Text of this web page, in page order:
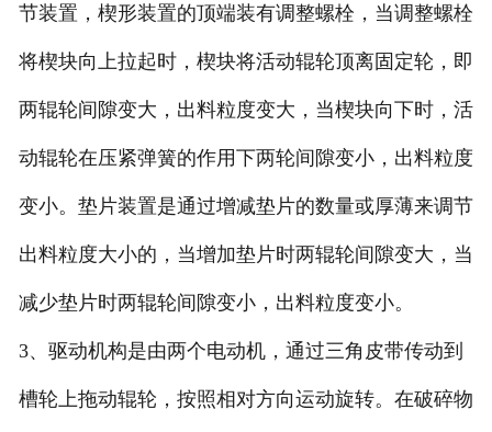
节装置，楔形装置的顶端装有调整螺栓，当调整螺栓
将楔块向上拉起时，楔块将活动辊轮顶离固定轮，即
两辊轮间隙变大，出料粒度变大，当楔块向下时，活
动辊轮在压紧弹簧的作用下两轮间隙变小，出料粒度
变小。垫片装置是通过增减垫片的数量或厚薄来调节
出料粒度大小的，当增加垫片时两辊轮间隙变大，当
减少垫片时两辊轮间隙变小，出料粒度变小。
3、驱动机构是由两个电动机，通过三角皮带传动到
槽轮上拖动辊轮，按照相对方向运动旋转。在破碎物